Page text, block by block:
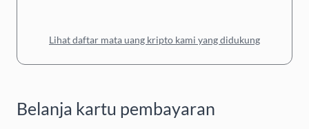
Lihat daftar mata uang kripto kami yang didukung
Belanja kartu pembayaran